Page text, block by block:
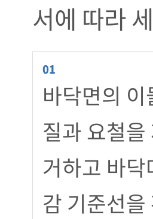
서에 따라
바닥면의 이
질과 요철을
거하고 바닥
감 기준선을